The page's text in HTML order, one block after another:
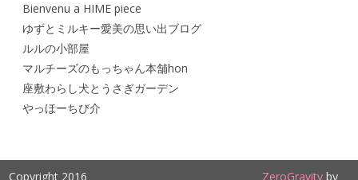
Bienvenu a HIME piece
ゆずとミルキー愛美の思い出ブログ
ルルの小部屋
マルチーズのもっちゃん本舗hon
座敷わらし犬とうさぎガーデン
やっほーちび介
Copyright 2016 ZeroGravityby